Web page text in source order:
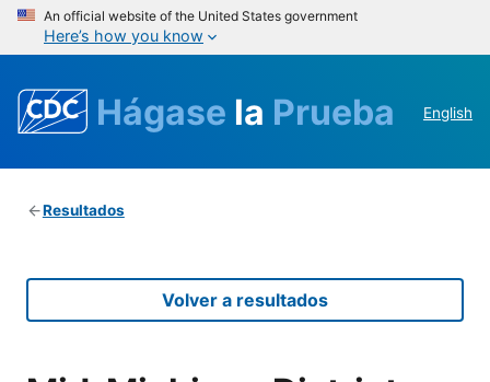
An official website of the United States government
Here’s how you know
Hágase la Prueba English
Resultados
Volver a resultados